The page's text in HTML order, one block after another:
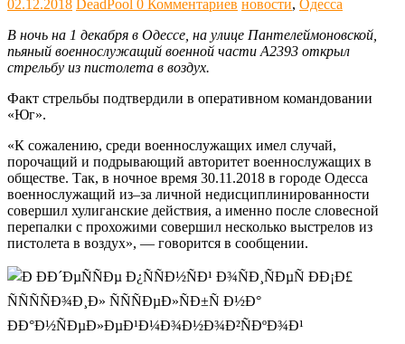
02.12.2018 DeadPool 0 Комментариев новости, Одесса
В ночь на 1 декабря в Одессе, на улице Пантелеймоновской,
пьяный военнослужащий военной части А2393 открыл
стрельбу из пистолета в воздух.
Факт стрельбы подтвердили в оперативном командовании
«Юг».
«К сожалению, среди военнослужащих имел случай,
порочащий и подрывающий авторитет военнослужащих в
обществе. Так, в ночное время 30.11.2018 в городе Одесса
военнослужащий из–за личной недисциплинированности
совершил хулиганские действия, а именно после словесной
перепалки с прохожими совершил несколько выстрелов из
пистолета в воздух», — говорится в сообщении.